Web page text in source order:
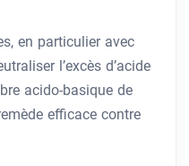
en particulier avec
l’excès d’acide
acido-basique de
efficace contre